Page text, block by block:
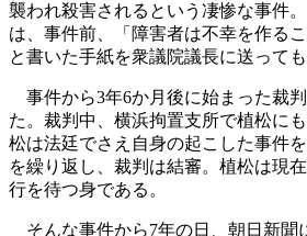
襲われ殺害されるという凄惨な事件
は、事件前、「障害者は不幸を作る
と書いた手紙を衆議院議長に送っても
事件から3年6か月後に始まった裁
た。裁判中、横浜拘置支所で植松に
松は法廷でさえ自身の起こした事件
を繰り返し、裁判は結審。植松は現
行を待つ身である。
そんな事件から7年の日、朝日新聞